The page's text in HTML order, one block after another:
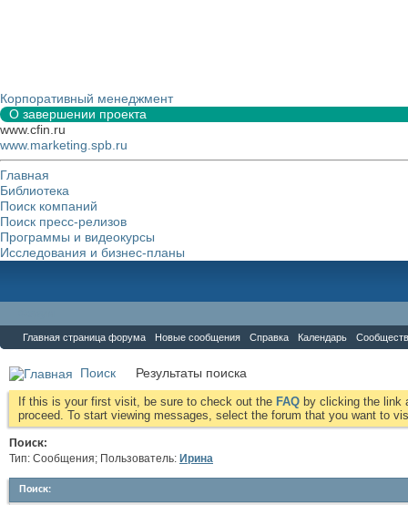
Корпоративный менеджмент
О завершении проекта
www.cfin.ru
www.marketing.spb.ru
Главная
Библиотека
Поиск компаний
Поиск пресс-релизов
Программы и видеокурсы
Исследования и бизнес-планы
Главная страница форума Новые сообщения Справка Календарь
Поиск Результаты поиска
If this is your first visit, be sure to check out the FAQ by clicking the link
proceed. To start viewing messages, select the forum that you want to
Поиск:
Тип: Сообщения; Пользователь: Иринa
Поиск: